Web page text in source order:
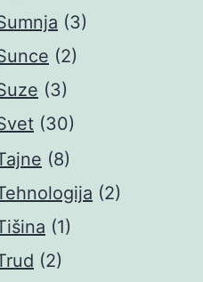
(3)
(2)
(3)
(30)
(8)
(2)
(1)
(2)